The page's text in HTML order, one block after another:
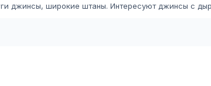
джинсы, широкие штаны. Интересуют джинсы с